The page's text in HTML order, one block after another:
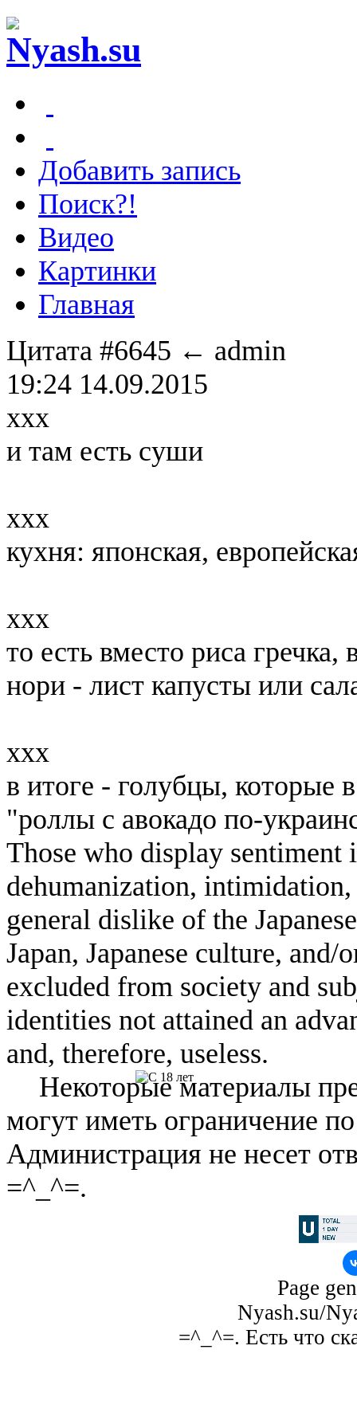
Добавить запись
Поиск?!
Видео
Картинки
Главная
Цитата #6645 ← admin
19:24 14.09.2015
xxx
и там есть суши
xxx
кухня: японская,
xxx
то есть вместо риса
нори - лист капусты или
xxx
в итоге - голубцы, которые
"роллы с авокадо по-
Those who display
dehumanization,
general dislike of the
Japan, Japanese culture, and/
excluded from society and
identities not attained an
and, therefore, useless.
Некоторые материалы
могут иметь ограничение
Администрация не несет
=^_^=.
Page
Nyash.su/
=^_^=. Есть что